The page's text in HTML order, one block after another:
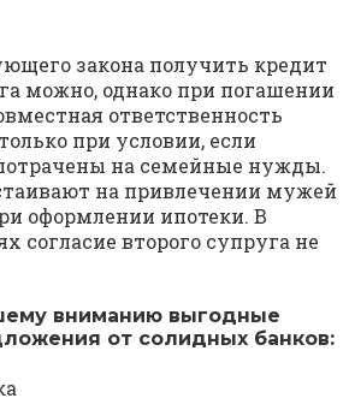
закона получить кредит
можно, однако при погашении
ответственность
при условии, если
на семейные нужды.
на привлечении мужей
оформлении ипотеки. В
согласие второго супруга не
вниманию выгодные
от солидных банков: